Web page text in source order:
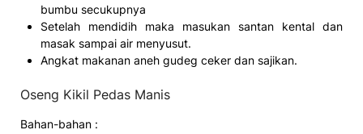
bumbu secukupnya
Setelah mendidih maka masukan santan kental dan
masak sampai air menyusut.
Angkat makanan aneh gudeg ceker dan sajikan.
Oseng Kikil Pedas Manis
Bahan-bahan :